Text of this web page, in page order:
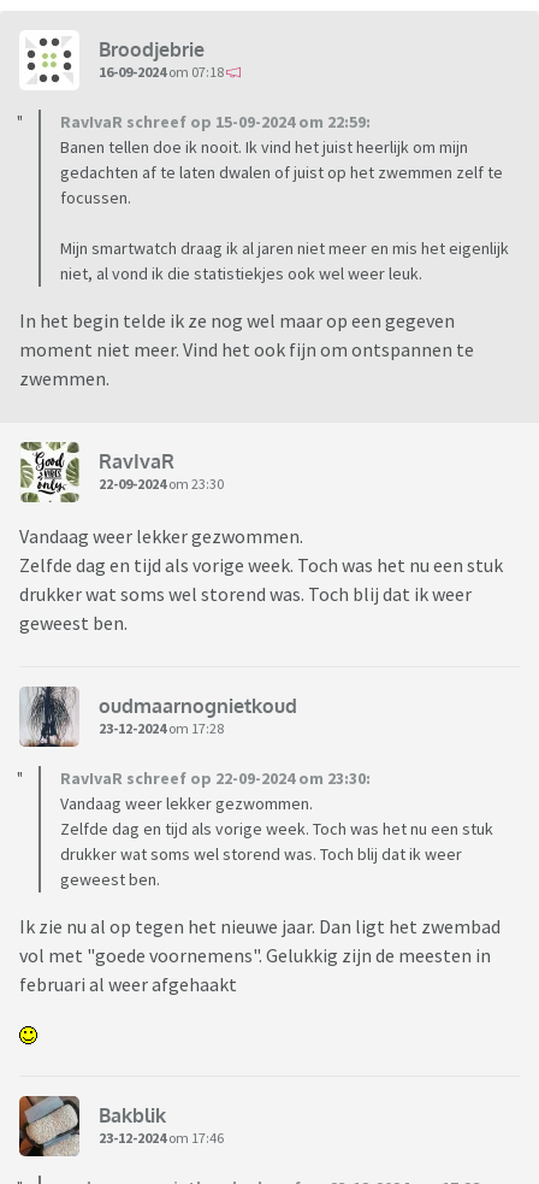
Broodjebrie
16-09-2024om 07:18
RavIvaR schreef op 15-09-2024 om 22:59:
Banen tellen doe ik nooit. Ik vind het juist heerlijk om mijn
gedachten af te laten dwalen of juist op het zwemmen zelf te
focussen.
Mijn smartwatch draag ik al jaren niet meer en mis het eigenlijk
niet, al vond ik die statistiekjes ook wel weer leuk.
In het begin telde ik ze nog wel maar op een gegeven
moment niet meer. Vind het ook fijn om ontspannen te
zwemmen.
RavIvaR
22-09-2024om 23:30
Vandaag weer lekker gezwommen.
Zelfde dag en tijd als vorige week. Toch was het nu een stuk
drukker wat soms wel storend was. Toch blij dat ik weer
geweest ben.
oudmaarnognietkoud
23-12-2024om 17:28
RavIvaR schreef op 22-09-2024 om 23:30:
Vandaag weer lekker gezwommen.
Zelfde dag en tijd als vorige week. Toch was het nu een stuk
drukker wat soms wel storend was. Toch blij dat ik weer
geweest ben.
Ik zie nu al op tegen het nieuwe jaar. Dan ligt het zwembad
vol met "goede voornemens". Gelukkig zijn de meesten in
februari al weer afgehaakt
Bakblik
23-12-2024om 17:46